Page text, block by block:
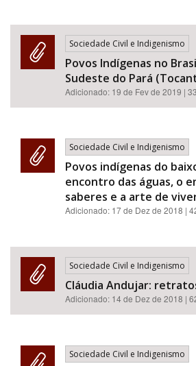
Sociedade Civil e Indigenismo
Povos Indígenas no
Sudeste do Pará
Adicionado: 19 de Fev de 2019 |
Sociedade Civil e Indigenismo
Povos indígenas do
encontro das águas, o
saberes e a arte de
Adicionado: 17 de Dez de 2018 |
Sociedade Civil e Indigenismo
Cláudia Andujar:
Adicionado: 14 de Dez de 2018 |
Sociedade Civil e Indigenismo